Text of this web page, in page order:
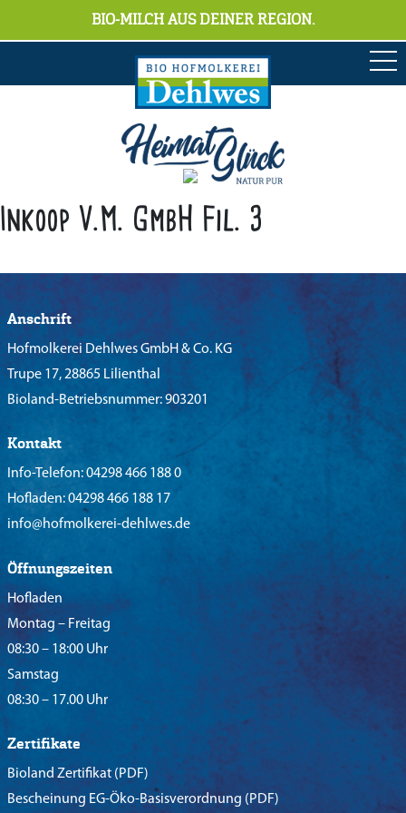
BIO-MILCH AUS DEINER REGION.
Inkoop V.M. GmbH Fil. 3
Anschrift
Hofmolkerei Dehlwes GmbH & Co. KG
Trupe 17, 28865 Lilienthal
Bioland-Betriebsnummer: 903201
Kontakt
Info-Telefon:04298 466 188 0
Hofladen:04298 466 188 17
info@hofmolkerei-dehlwes.de
Öffnungszeiten
Hofladen
Montag – Freitag
08:30 – 18:00 Uhr
Samstag
08:30 – 17.00 Uhr
Zertifikate
Bioland Zertifikat (PDF)
Bescheinung EG-Öko-Basisverordnung (PDF)